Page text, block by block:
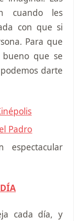
cuando les
con que si
Para que
bueno que se
darte
Padro
espectacular
cada día, y